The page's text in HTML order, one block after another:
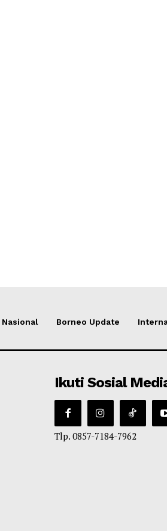
Nasional Borneo Update
Ikuti Sosial
Tlp. 0857-7184-7962